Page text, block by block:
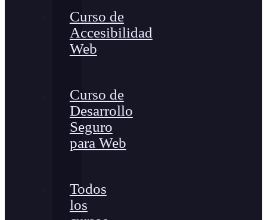
Curso de
Accesibilidad
Web
Curso de
Desarrollo
Seguro
para Web
Todos
los